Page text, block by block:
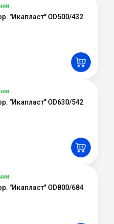
"Икапласт" OD500/432
"Икапласт" OD630/542
"Икапласт" OD800/684